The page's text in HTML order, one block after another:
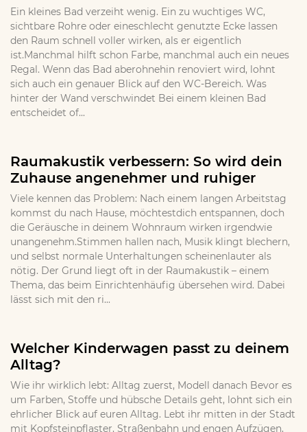
Ein kleines Bad verzeiht wenig. Ein zu wuchtiges WC,
sichtbare Rohre oder eineschlecht genutzte Ecke lassen
den Raum schnell voller wirken, als er eigentlich
ist.Manchmal hilft schon Farbe, manchmal auch ein neues
Regal. Wenn das Bad aberohnehin renoviert wird, lohnt
sich auch ein genauer Blick auf den WC-Bereich. Was
hinter der Wand verschwindet Bei einem kleinen Bad
entscheidet of...
Raumakustik verbessern: So wird dein
Zuhause angenehmer und ruhiger
Viele kennen das Problem: Nach einem langen Arbeitstag
kommst du nach Hause, möchtestdich entspannen, doch
die Geräusche in deinem Wohnraum wirken irgendwie
unangenehm.Stimmen hallen nach, Musik klingt blechern,
und selbst normale Unterhaltungen scheinenlauter als
nötig. Der Grund liegt oft in der Raumakustik – einem
Thema, das beim Einrichtenhäufig übersehen wird. Dabei
lässt sich mit den ri...
Welcher Kinderwagen passt zu deinem
Alltag?
Wie ihr wirklich lebt: Alltag zuerst, Modell danach Bevor es
um Farben, Stoffe und hübsche Details geht, lohnt sich ein
ehrlicher Blick auf euren Alltag. Lebt ihr mitten in der Stadt
mit Kopfsteinpflaster, Straßenbahn und engen Aufzügen,